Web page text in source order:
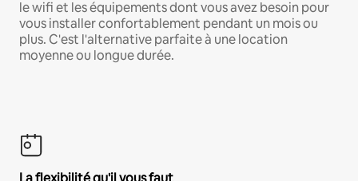
le wifi et les équipements dont vous avez besoin pour
vous installer confortablement pendant un mois ou
plus. C'est l'alternative parfaite à une location
moyenne ou longue durée.